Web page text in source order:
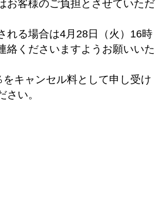
お客様のご負担とさせていただ
れる場合は4月28日（火）16時
絡くださいますようお願いいた
キャンセル料として申し受け
さい。